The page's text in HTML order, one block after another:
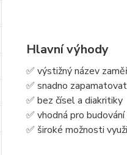
Hlavní výhody
✅ výstižný název
✅ snadno
✅ bez čísel a diakritiky
✅ vhodná pro
✅ široké možnosti